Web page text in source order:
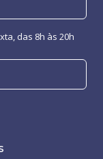
das 8h às 20h